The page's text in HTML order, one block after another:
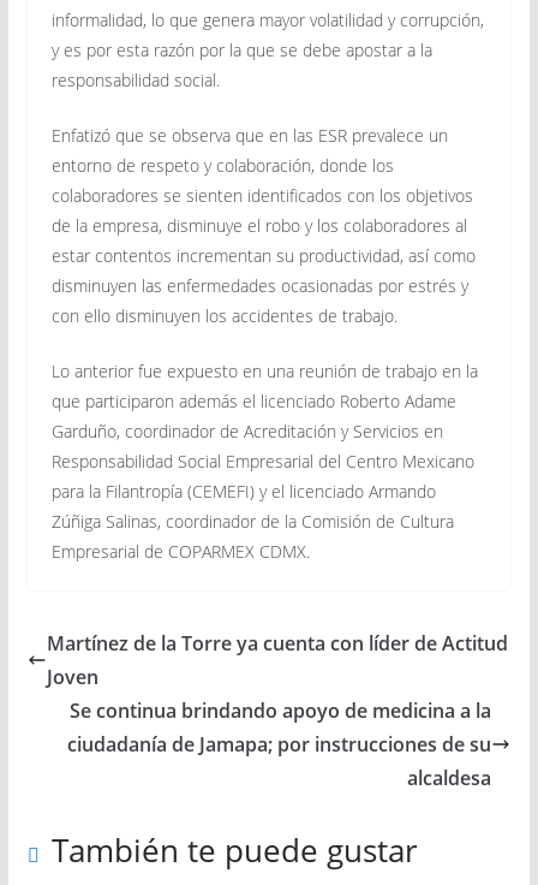
informalidad, lo que genera mayor volatilidad y corrupción,
y es por esta razón por la que se debe apostar a la
responsabilidad social.
Enfatizó que se observa que en las ESR prevalece un
entorno de respeto y colaboración, donde los
colaboradores se sienten identificados con los objetivos
de la empresa, disminuye el robo y los colaboradores al
estar contentos incrementan su productividad, así como
disminuyen las enfermedades ocasionadas por estrés y
con ello disminuyen los accidentes de trabajo.
Lo anterior fue expuesto en una reunión de trabajo en la
que participaron además el licenciado Roberto Adame
Garduño, coordinador de Acreditación y Servicios en
Responsabilidad Social Empresarial del Centro Mexicano
para la Filantropía (CEMEFI) y el licenciado Armando
Zúñiga Salinas, coordinador de la Comisión de Cultura
Empresarial de COPARMEX CDMX.
Martínez de la Torre ya cuenta con líder de Actitud
Joven
Se continua brindando apoyo de medicina a la
ciudadanía de Jamapa; por instrucciones de su
alcaldesa
También te puede gustar